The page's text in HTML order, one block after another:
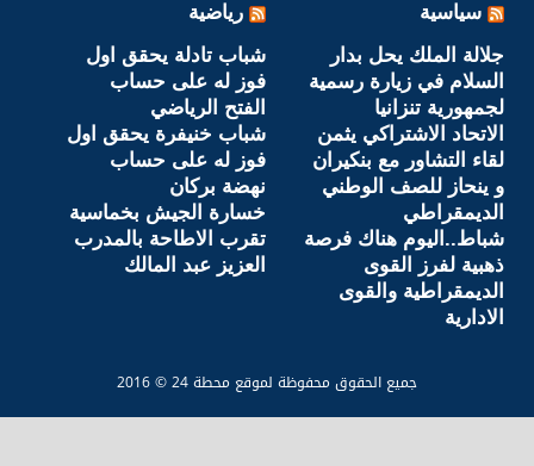
سياسية
جلالة الملك يحل بدار
السلام في زيارة رسمية
لجمهورية تنزانيا
الاتحاد الاشتراكي يثمن
لقاء التشاور مع بنكيران
و ينحاز للصف الوطني
الديمقراطي
شباط..اليوم هناك فرصة
ذهبية لفرز القوى
الديمقراطية والقوى
الادارية
رياضية
شباب تادلة يحقق اول
فوز له على حساب
الفتح الرياضي
شباب خنيفرة يحقق اول
فوز له على حساب
نهضة بركان
خسارة الجيش بخماسية
تقرب الاطاحة بالمدرب
العزيز عبد المالك
جميع الحقوق محفوظة لموقع محطة 24 © 2016